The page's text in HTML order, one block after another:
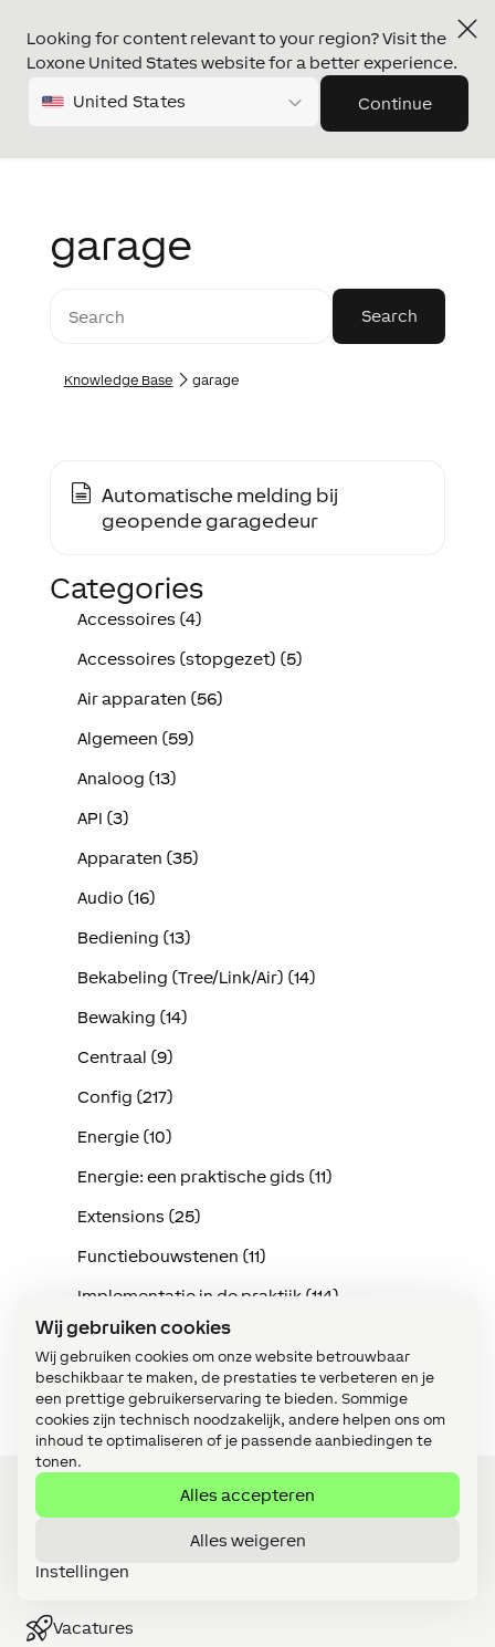
Wij gebruiken cookies
Wij gebruiken cookies om onze website betrouwbaar
beschikbaar te maken, de prestaties te verbeteren en je
een prettige gebruikerservaring te bieden. Sommige
cookies zijn technisch noodzakelijk, andere helpen ons om
inhoud te optimaliseren of je passende aanbiedingen te
tonen.
Alles accepteren
Alles weigeren
Instellingen
Looking for content relevant to your region? Visit the
Loxone United States website for a better experience.
United States Continue
garage
Knowledge Base garage
Automatische melding bij
geopende garagedeur
Categories
Accessoires (4)
Accessoires (stopgezet) (5)
Air apparaten (56)
Algemeen (59)
Analoog (13)
API (3)
Apparaten (35)
Audio (16)
Bediening (13)
Bekabeling (Tree/Link/Air) (14)
Bewaking (14)
Centraal (9)
Config (217)
Energie (10)
Energie: een praktische gids (11)
Extensions (25)
Functiebouwstenen (11)
Implementatie in de praktijk (114)
Intercom (3)
Klimaat (15)
Word LOXONE Partner
Webshop
Vacatures